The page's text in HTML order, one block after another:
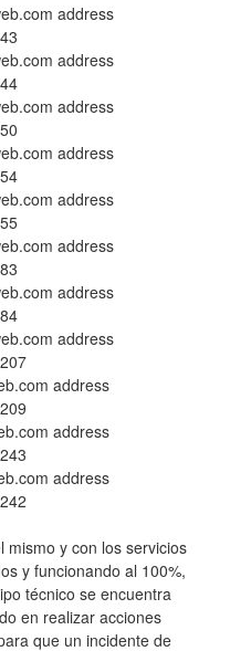
address
address
address
address
address
address
address
address
address
address
address
mismo y con los servicios
y funcionando al 100%,
técnico se encuentra
en realizar acciones
que un incidente de